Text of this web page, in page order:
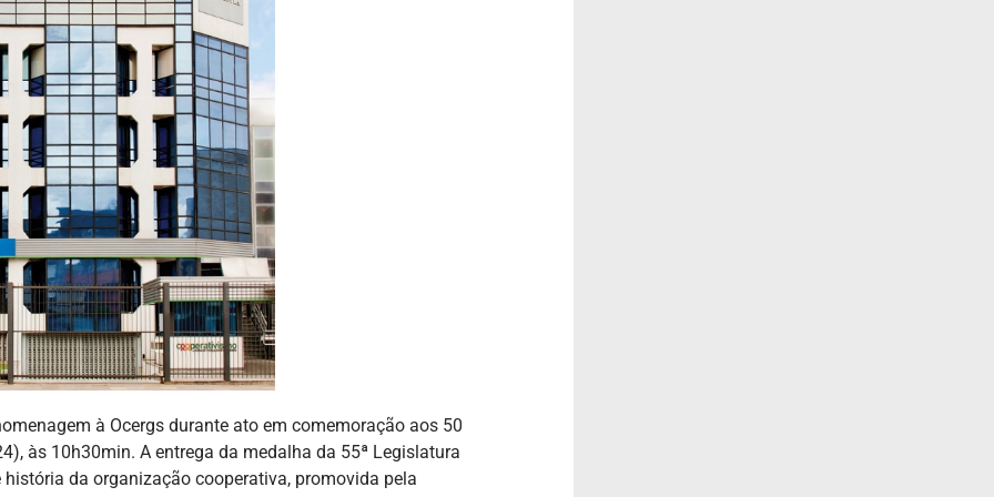
à Ocergs durante ato em comemoração aos 50
às 10h30min. A entrega da medalha da 55ª Legislatura
da organização cooperativa, promovida pela